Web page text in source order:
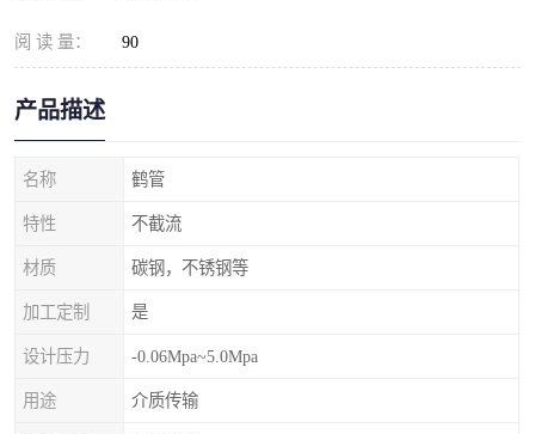
阅 读 量： 90
产品描述
名称 鹤管
特性 不截流
材质 碳钢，不锈钢等
加工定制 是
设计压力 -0.06Mpa~5.0Mpa
用途 介质传输